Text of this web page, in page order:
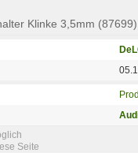
Klinke 3,5mm (87699)
Seite